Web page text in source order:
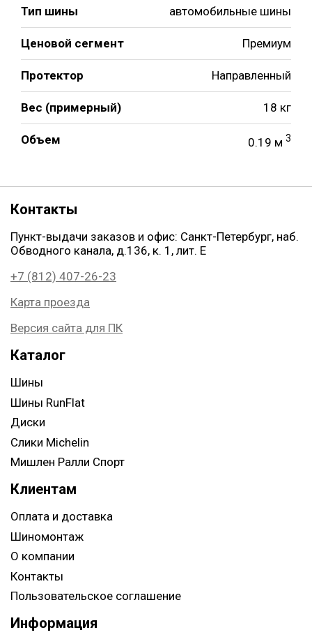
Тип шины автомобильные шины
Ценовой сегмент Премиум
Протектор Направленный
Вес (примерный) 18 кг
Объем 0.19 м 3
Контакты
Пункт-выдачи заказов и офис: Санкт-Петербург, наб.
Обводного канала, д.136, к. 1, лит. Е
+7 (812) 407-26-23
Карта проезда
Версия сайта для ПК
Каталог
Шины
Шины RunFlat
Диски
Слики Michelin
Мишлен Ралли Спорт
Клиентам
Оплата и доставка
Шиномонтаж
О компании
Контакты
Пользовательское соглашение
Информация